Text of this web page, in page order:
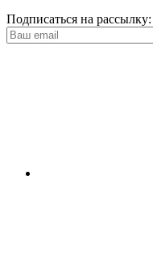
Подписаться на рассылку: